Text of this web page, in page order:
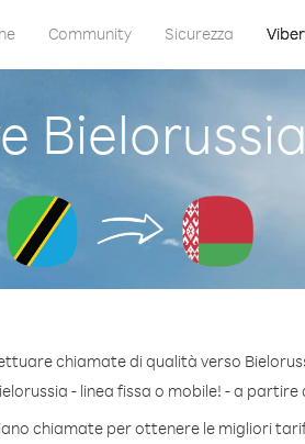
Community Sicurezza
chiamate di qualità verso
- linea fissa o mobile! - a partire
chiamate per ottenere le migliori